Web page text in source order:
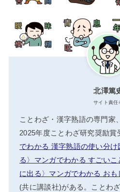
北澤篤
サイト責任
ことわざ・漢字熟語の専門家
2025年度ことわざ研究奨励賞
でわかる 漢字熟語の使い分け
る〉マンガでわかる すごいこ
に出る〉マンガでわかる お
(共に講談社)がある。ことわ